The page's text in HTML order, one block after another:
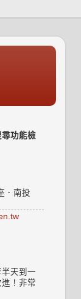
功能檢
．南投
天到一
！非常